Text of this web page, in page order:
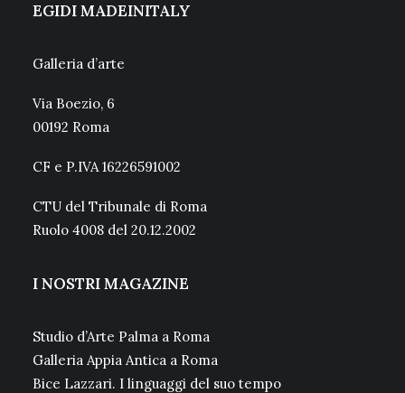
EGIDI MADEINITALY
Galleria d’arte
Via Boezio, 6
00192 Roma
CF e P.IVA 16226591002
CTU del Tribunale di Roma
Ruolo 4008 del 20.12.2002
I NOSTRI MAGAZINE
Studio d’Arte Palma a Roma
Galleria Appia Antica a Roma
Bice Lazzari. I linguaggi del suo tempo